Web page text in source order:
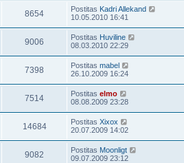
8654 Postitas Kadri Allekand
10.05.2010 16:41
9006 Postitas Huviline
08.03.2010 22:29
7398 Postitas mabel
26.10.2009 16:24
7514 Postitas elmo
08.08.2009 23:28
14684 Postitas Xixox
20.07.2009 14:02
9082 Postitas Moonligt
09.07.2009 23:12